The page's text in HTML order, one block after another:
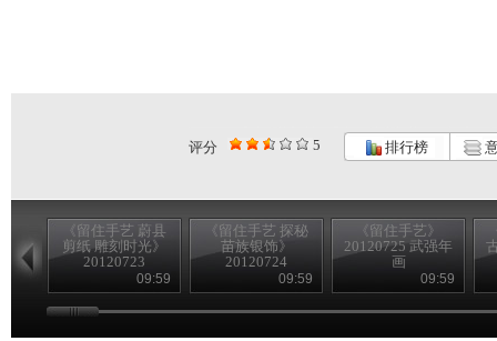
评分 5 排行榜
《留住手艺 蔚县
剪纸 雕刻时光》
20120723
09:59
《留住手艺 探秘
苗族银饰》
20120724
09:59
《留住手艺》
20120725 武强年
画
09:59